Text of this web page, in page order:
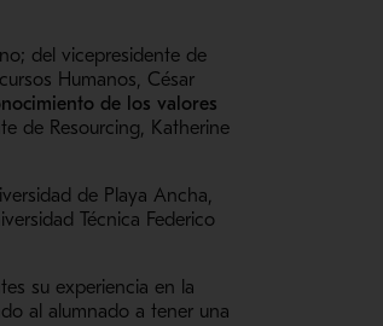
del vicepresidente de
Humanos, César
de los valores
de Resourcing, Katherine
de Playa Ancha,
Técnica Federico
su experiencia en la
al alumnado a tener una